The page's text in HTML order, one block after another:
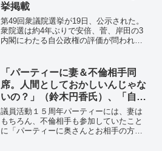
挙掲載
第49回衆議院選挙が19日、公示された。
衆院選は約4年ぶりで安倍、菅、岸田の3
内閣にわたる自公政権の評価が問われ
のあり方を含む経済政策などが大きな争
点だ。各党代表の第一声を要約・掲載し
た。
「パーティーに妻＆不倫相手同
席。人間としておかしいんじゃな
いの？」（鈴木円香氏）、「自分
の欲望のためにいろんな人に嘘を
つく人なんだな」（菊間千乃氏）
議員活動１５周年パーティーには、妻は
もちろん、不倫相手も参加していたこと
に「パーティーに奥さんとお相手の方、